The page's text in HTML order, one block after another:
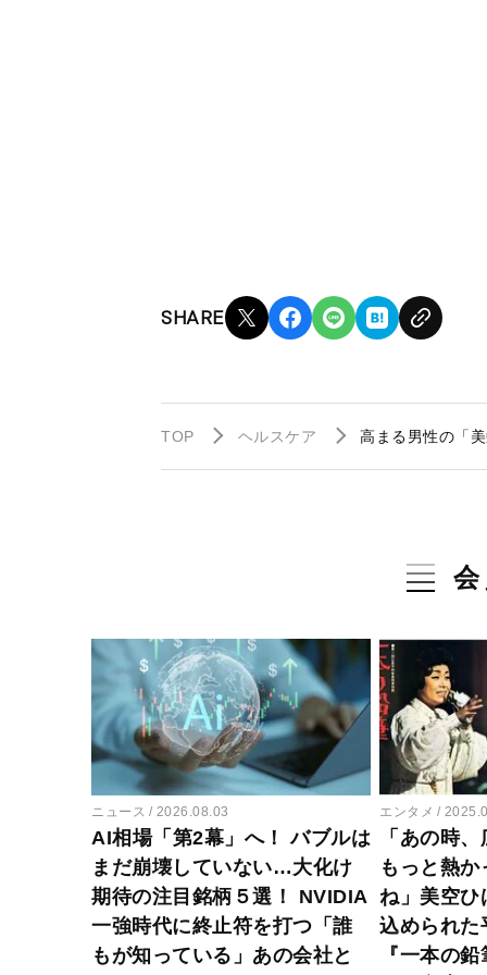
SHARE
TOP ヘルスケア 高まる男性の「
ニュース 2026.08.03
AI相場「第2幕」へ！ バブルは
まだ崩壊していない…大化け
期待の注目銘柄５選！ NVIDIA
一強時代に終止符を打つ「誰
もが知っている」あの会社と
エンタメ
「あの時
もっと熱か
ね」美空ひ
込められ
『一本の